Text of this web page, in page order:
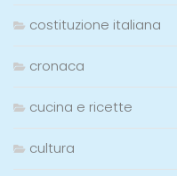
costituzione italiana
cronaca
cucina e ricette
cultura